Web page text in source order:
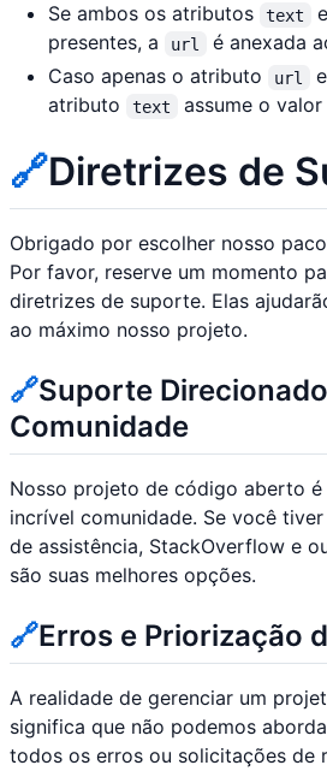
Se ambos os atributos
text e
presentes, a
url é anexada
Caso apenas o atributo
url
atributo
text assume o valor
🔗Diretrizes de
Obrigado por escolher nosso
Por favor, reserve um momento
diretrizes de suporte. Elas
ao máximo nosso projeto.
🔗Suporte
Comunidade
Nosso projeto de código aberto
incrível comunidade. Se você
de assistência, StackOverflow e
são suas melhores opções.
🔗Erros e Priorização
A realidade de gerenciar um
significa que não podemos
todos os erros ou solicitações de